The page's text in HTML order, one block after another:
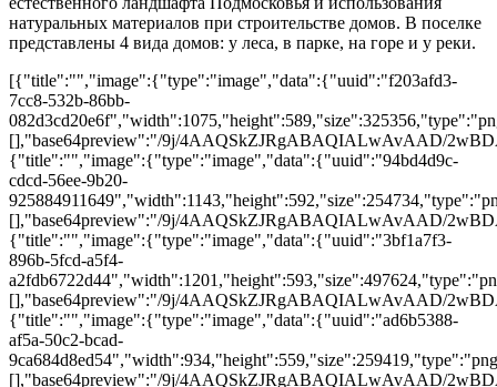
натуральных материалов при строительстве домов. В поселке
представлены 4 вида домов: у леса, в парке, на горе и у реки.
[{"title":"","image":{"type":"image","data":{"uuid":"f203afd3-
7cc8-532b-86bb-
[],"base64preview":"/9j/4AAQSkZJRgABAQIALwAvAAD/
{"title":"","image":{"type":"image","data":{"uuid":"94bd4d9c-
cdcd-56ee-9b20-
[],"base64preview":"/9j/4AAQSkZJRgABAQIALwAvAAD/
{"title":"","image":{"type":"image","data":{"uuid":"3bf1a7f3-
896b-5fcd-a5f4-
[],"base64preview":"/9j/4AAQSkZJRgABAQIALwAvAAD/
{"title":"","image":{"type":"image","data":{"uuid":"ad6b5388-
af5a-50c2-bcad-
[],"base64preview":"/9j/4AAQSkZJRgABAQIALwAvAAD/